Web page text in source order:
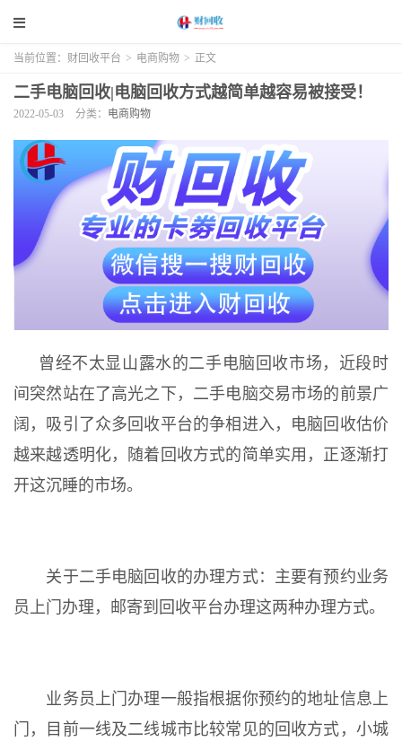
当前位置： 财回收平台 > 电商购物 > 正文
二手电脑回收|电脑回收方式越简单越容易被接受！
2022-05-03 分类： 电商购物
曾经不太显山露水的二手电脑回收市场，近段时
间突然站在了高光之下，二手电脑交易市场的前景广
阔，吸引了众多回收平台的争相进入，电脑回收估价
越来越透明化，随着回收方式的简单实用，正逐渐打
开这沉睡的市场。
关于二手电脑回收的办理方式：主要有预约业务
员上门办理，邮寄到回收平台办理这两种办理方式。
业务员上门办理一般指根据你预约的地址信息上
门，目前一线及二线城市比较常见的回收方式，小城